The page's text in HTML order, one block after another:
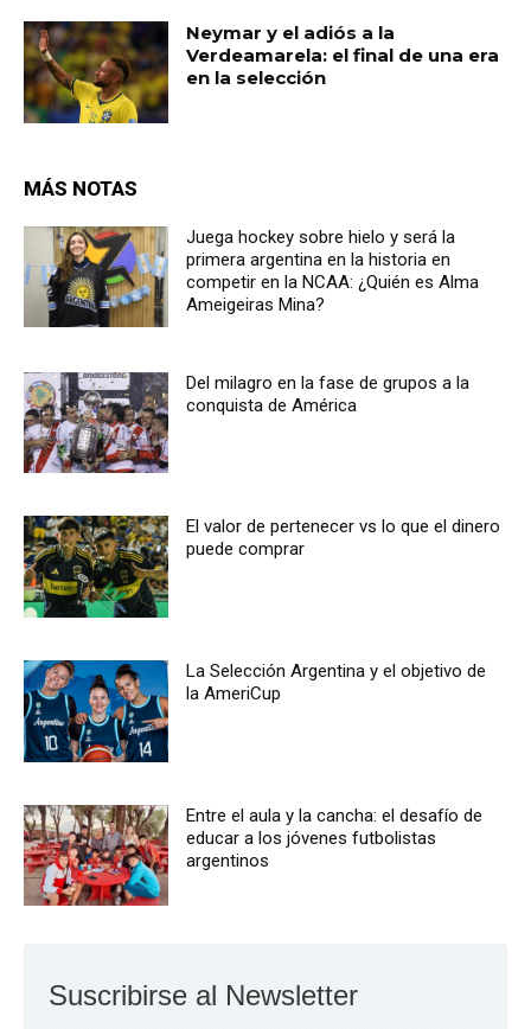
Neymar y el adiós a la
Verdeamarela: el final de una era
en la selección
MÁS NOTAS
Juega hockey sobre hielo y será la
primera argentina en la historia en
competir en la NCAA: ¿Quién es Alma
Ameigeiras Mina?
Del milagro en la fase de grupos a la
conquista de América
El valor de pertenecer vs lo que el dinero
puede comprar
La Selección Argentina y el objetivo de
la AmeriCup
Entre el aula y la cancha: el desafío de
educar a los jóvenes futbolistas
argentinos
Suscribirse al Newsletter